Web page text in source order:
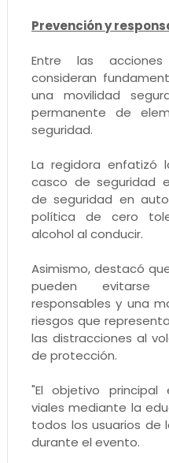
Prevención y
Entre las
consideran
una movilidad
permanente de
seguridad.
La regidora enfatizó
casco de seguridad
de seguridad en
política de cero
alcohol al conducir.
Asimismo, destacó
pueden evitarse
responsables y una
riesgos que
las distracciones al
de protección.
"El objetivo principal
viales mediante la
todos los usuarios de
durante el evento.